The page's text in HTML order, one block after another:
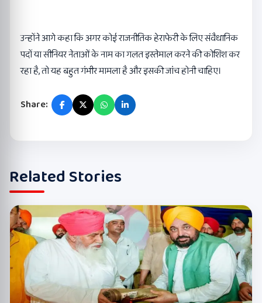
उन्होंने आगे कहा कि अगर कोई राजनीतिक हेराफेरी के लिए संवैधानिक
पदों या सीनियर नेताओं के नाम का गलत इस्तेमाल करने की कोशिश कर
रहा है, तो यह बहुत गंभीर मामला है और इसकी जांच होनी चाहिए।
Share:
Related Stories